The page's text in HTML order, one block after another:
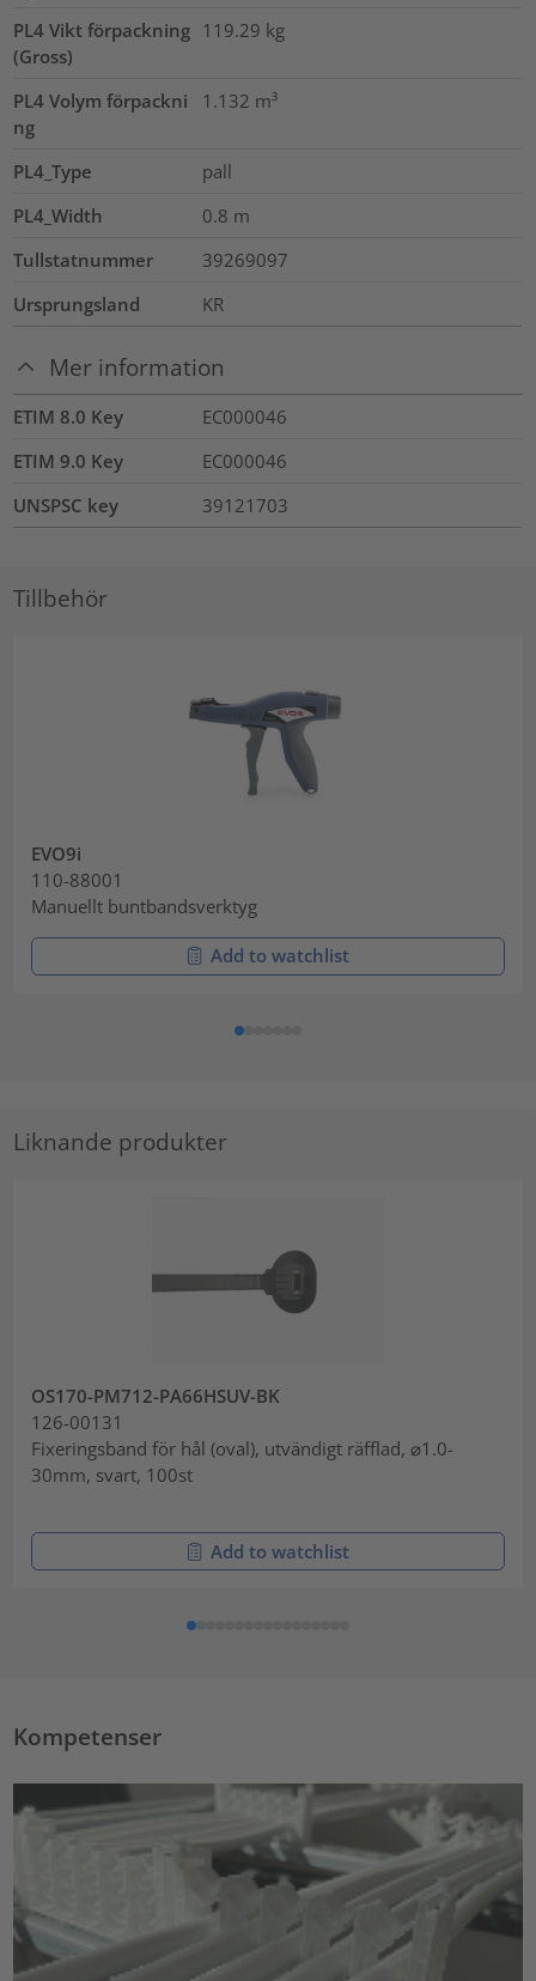
PL4 Vikt förpackning
(Gross)
119.29 kg
PL4 Volym förpackni
ng
1.132 m³
PL4_Type
pall
PL4_Width
0.8 m
Tullstatnummer
39269097
Ursprungsland
KR
Mer information
ETIM 8.0 Key
EC000046
ETIM 9.0 Key
EC000046
UNSPSC key
39121703
Tillbehör
EVO9i
110-88001
Manuellt buntbandsverktyg
Add to watchlist
Liknande produkter
OS170-PM712-PA66HSUV-BK
126-00131
Fixeringsband för hål (oval), utvändigt räfflad, ⌀1.0-
30mm, svart, 100st
Add to watchlist
Kompetenser